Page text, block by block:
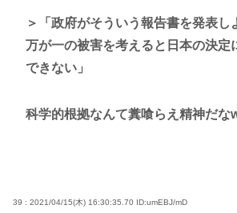
＞「政府がそういう報告書を発表し
万が一の被害を考えると日本の決定
できない」
科学的根拠なんて糞喰らえ精神だな
39 : 2021/04/15(木) 16:30:35.70 ID:umEBJ/mD